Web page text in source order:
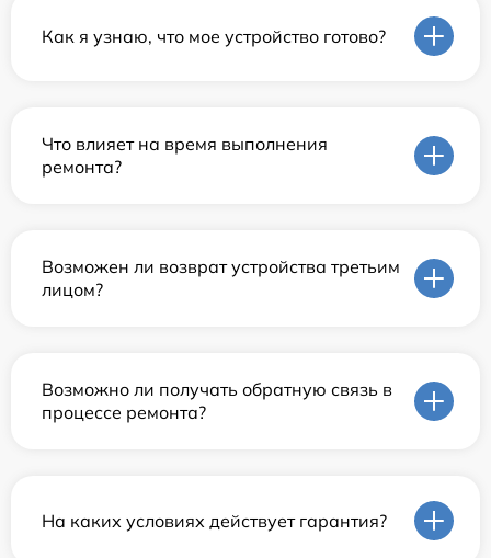
Как я узнаю, что мое устройство готово?
Что влияет на время выполнения
ремонта?
Возможен ли возврат устройства третьим
лицом?
Возможно ли получать обратную связь в
процессе ремонта?
На каких условиях действует гарантия?